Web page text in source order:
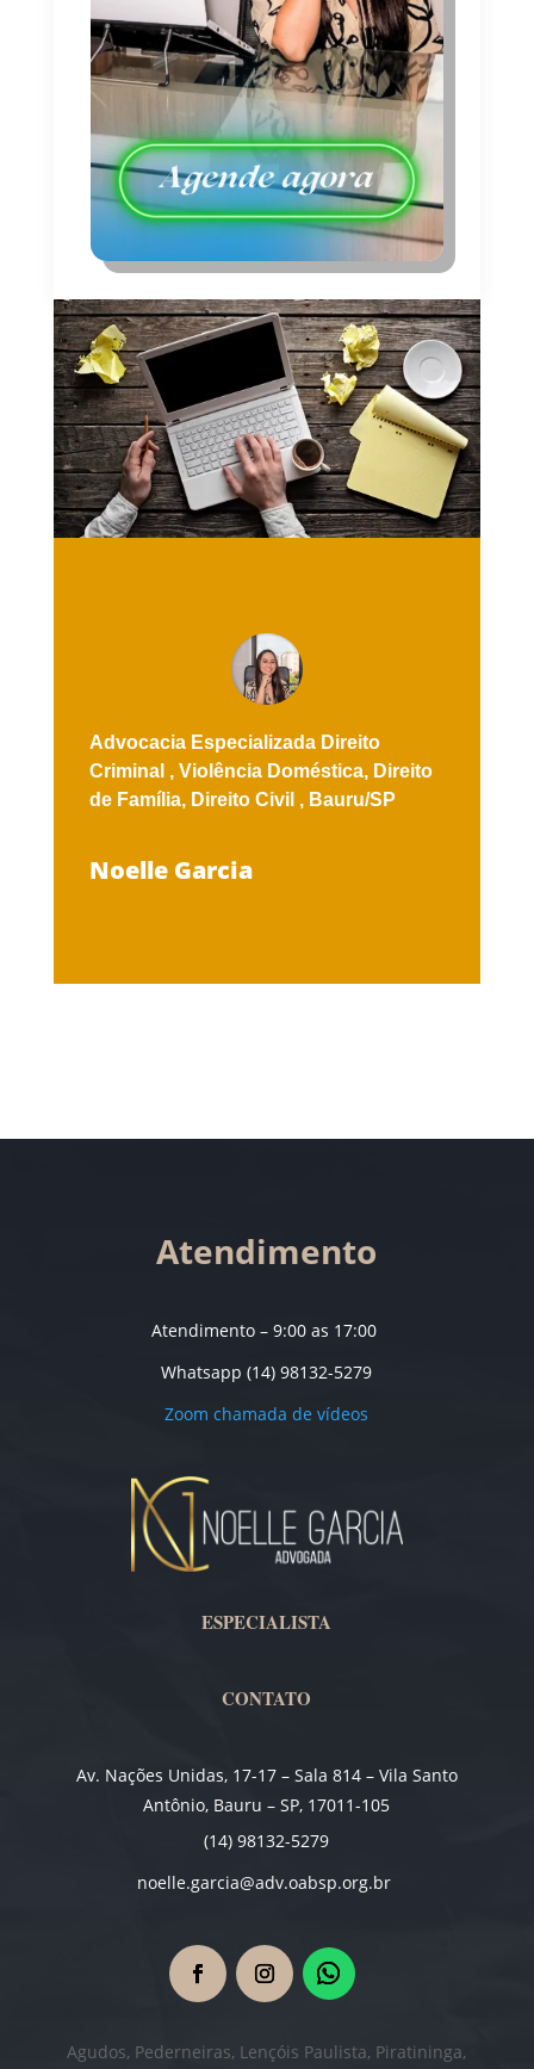
Advocacia Especializada Direito
Criminal , Violência Doméstica, Direito
de Família, Direito Civil , Bauru/SP
Noelle Garcia
Atendimento
Atendimento – 9:00 as 17:00
Whatsapp (14) 98132-5279
Zoom chamada de vídeos
ESPECIALISTA
CONTATO
Av. Nações Unidas, 17-17 – Sala 814 – Vila Santo
Antônio, Bauru – SP, 17011-105
(14) 98132-5279
noelle.garcia@adv.oabsp.org.br
Agudos, Pederneiras, Lençóis Paulista, Piratininga,